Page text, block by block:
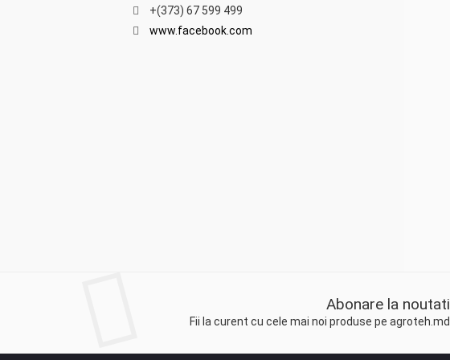
+(373) 67 599 499
www.facebook.com
Abonare la noutati
Fii la curent cu cele mai noi produse pe agroteh.md